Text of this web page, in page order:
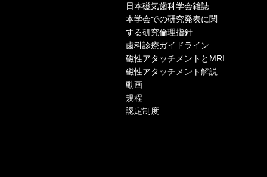
日本磁気歯科学会雑誌
本学会での研究発表に関
する研究倫理指針
歯科診療ガイドライン
磁性アタッチメントとMRI
磁性アタッチメント解説
動画
規程
認定制度